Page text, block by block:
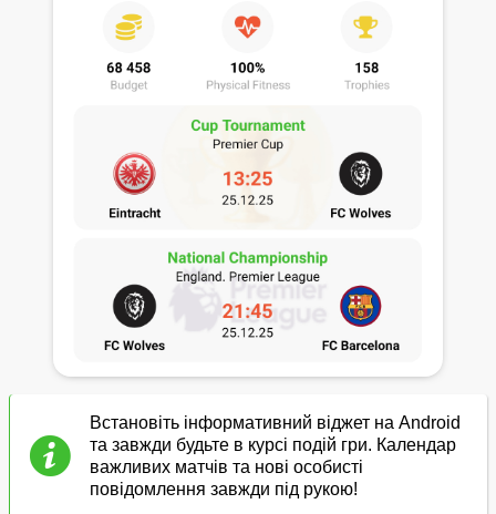
Встановіть інформативний віджет на Android
та завжди будьте в курсі подій гри. Календар
важливих матчів та нові особисті
повідомлення завжди під рукою!